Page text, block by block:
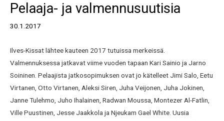
Pelaaja- ja valmennusuutisia
30.1.2017
Ilves-Kissat lähtee kauteen 2017 tutuissa merkeissä.
Valmennuksessa jatkavat viime vuoden tapaan Kari Sainio ja Jarno
Soininen. Pelaajista jatkosopimuksen ovat jo kätelleet Jimi Salo, Eetu
Virtanen, Otto Virtanen, Aleksi Siren, Juha Veijonen, Juha Jokinen,
Janne Tulehmo, Juho Ihalainen, Radwan Moussa, Montezer Al-Fatlin,
Ville Puustinen, Jesse Jaakkola ja Njeukam Gael White. Uusia
selaus